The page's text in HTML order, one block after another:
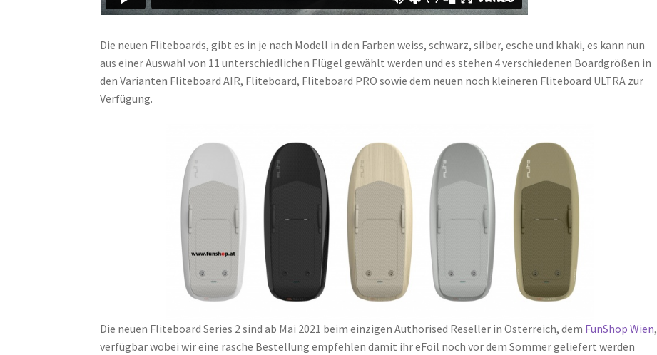
Die neuen Fliteboards, gibt es in je nach Modell in den Farben weiss, schwarz, silber, esche und khaki, es kann nun
aus einer Auswahl von 11 unterschiedlichen Flügel gewählt werden und es stehen 4 verschiedenen Boardgrößen in
den Varianten Fliteboard AIR, Fliteboard, Fliteboard PRO sowie dem neuen noch kleineren Fliteboard ULTRA zur
Verfügung.
Die neuen Fliteboard Series 2 sind ab Mai 2021 beim einzigen Authorised Reseller in Österreich, dem FunShop Wien,
verfügbar wobei wir eine rasche Bestellung empfehlen damit ihr eFoil noch vor dem Sommer geliefert werden